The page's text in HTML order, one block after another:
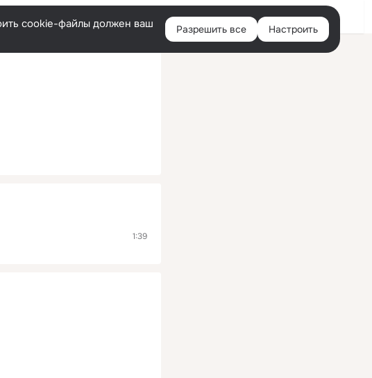
Русский Войти
cookie-файлы должен ваш
Разрешить все Настроить
1:39